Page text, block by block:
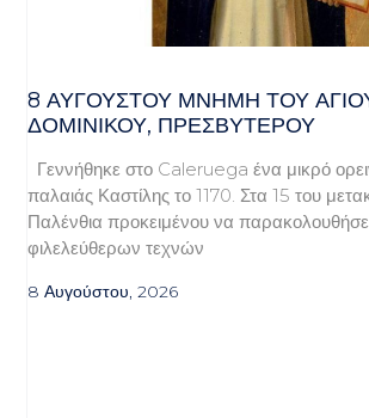
8 ΑΥΓΟΥΣΤΟΥ ΜΝΗΜΗ ΤΟΥ
ΔΟΜΙΝΙΚΟΥ, ΠΡΕΣΒΥΤΕΡΟΥ
Γεννήθηκε στο Caleruega ένα μικρό
παλαιάς Καστίλης το 1170. Στα 15 του
Παλένθια προκειμένου να
φιλελεύθερων τεχνών
8 Αυγούστου, 2026